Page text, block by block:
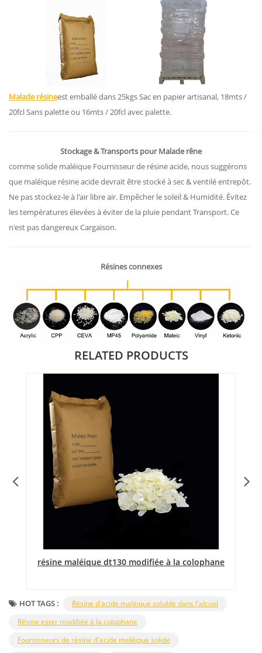
Malade résineest emballé dans 25kgs Sac en papier artisanal, 18mts /
20fcl Sans palette ou 16mts / 20fcl avec palette.
Stockage & Transports pour Malade rêne
comme solide maléique Fournisseur de résine acide, nous suggérons
que maléique résine acide devrait être stocké à sec & ventilé entrepôt.
Ne pas stockez-le à l'air libre air. Empêcher le soleil & Humidité. Évitez
les températures élevées à éviter de la pluie pendant Transport. Ce
n'est pas dangereux Cargaison.
Résines connexes
RELATED PRODUCTS
résine maléique dt130 modifiée à la colophane
HOT TAGS :
Résine d'acide maléique soluble dans l'alcool
Résine ester modifiée à la colophane
Fournisseurs de résine d'acide maléique solide